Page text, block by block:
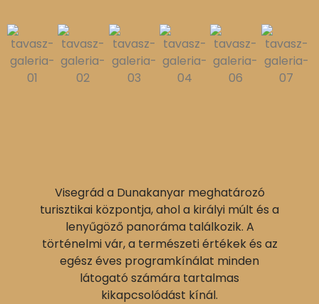
Visegrád a Dunakanyar meghatározó
turisztikai központja, ahol a királyi múlt és a
lenyűgöző panoráma találkozik. A
történelmi vár, a természeti értékek és az
egész éves programkínálat minden
látogató számára tartalmas
kikapcsolódást kínál.